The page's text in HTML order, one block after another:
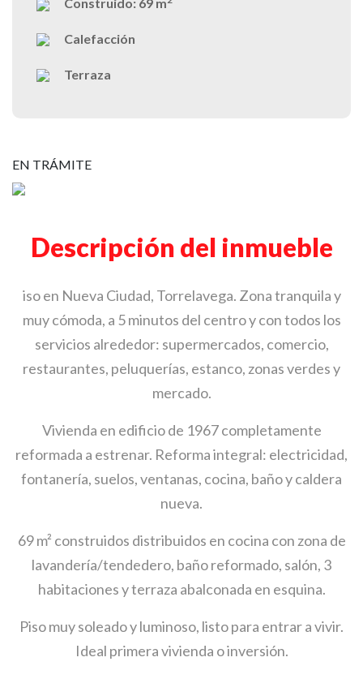
Calefacción
Terraza
EN TRÁMITE
Descripción del inmueble
iso en Nueva Ciudad, Torrelavega. Zona tranquila y
muy cómoda, a 5 minutos del centro y con todos los
servicios alrededor: supermercados, comercio,
restaurantes, peluquerías, estanco, zonas verdes y
mercado.
Vivienda en edificio de 1967 completamente
reformada a estrenar. Reforma integral: electricidad,
fontanería, suelos, ventanas, cocina, baño y caldera
nueva.
69 m² construidos distribuidos en cocina con zona de
lavandería/tendedero, baño reformado, salón, 3
habitaciones y terraza abalconada en esquina.
Piso muy soleado y luminoso, listo para entrar a vivir.
Ideal primera vivienda o inversión.